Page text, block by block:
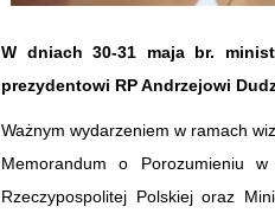
W dniach 30-31 maja br.
prezydentowi RP Andrzejowi
Ważnym wydarzeniem w ramach
Memorandum o Porozumieniu
Rzeczypospolitej Polskiej oraz